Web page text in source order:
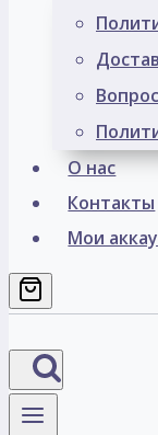
О нас
Контакты
Мои